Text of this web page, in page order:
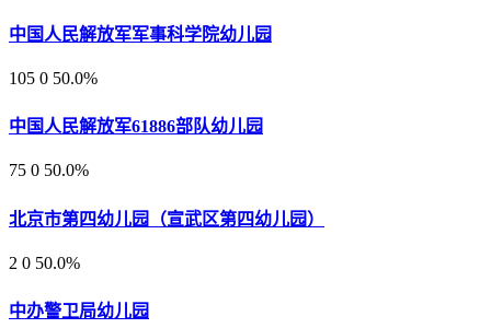
中国人民解放军军事科学院幼儿园
105 0 50.0%
中国人民解放军61886部队幼儿园
75 0 50.0%
北京市第四幼儿园（宣武区第四幼儿园）
2 0 50.0%
中办警卫局幼儿园